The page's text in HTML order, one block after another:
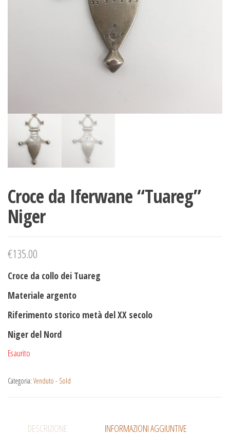
Croce da Iferwane “Tuareg”
Niger
€135.00
Croce da collo dei Tuareg
Materiale argento
Riferimento storico metà del XX secolo
Niger del Nord
Esaurito
Categoria: Venduto - Sold
DESCRIZIONE INFORMAZIONI AGGIUNTIVE